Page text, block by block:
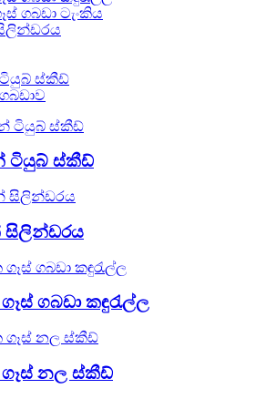
ගබඩා ටැංකිය
ස්කීඩ්
ටියුබ් ස්කීඩ්
සිලින්ඩරය
ගබඩා කඳුරැල්ල
නල ස්කීඩ්